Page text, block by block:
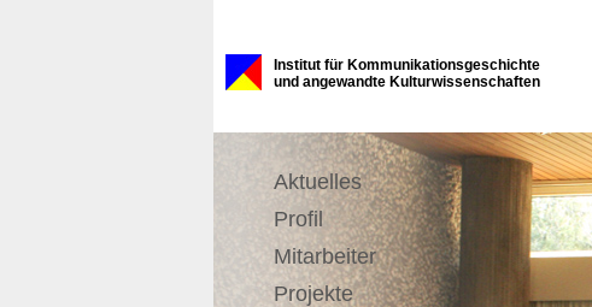
Institut für Kommunikationsgeschichte
und angewandte Kulturwissenschaften
Aktuelles
Profil
Mitarbeiter
Projekte